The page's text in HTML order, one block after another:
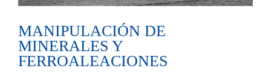
MANIPULACIÓN DE
MINERALES Y
FERROALEACIONES